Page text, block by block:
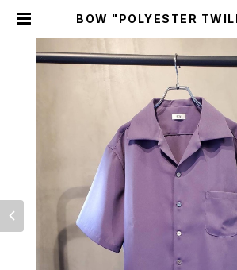
BOW "POLYESTER